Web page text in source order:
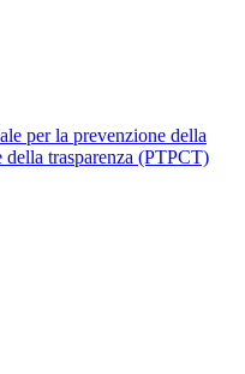
per la prevenzione della
della trasparenza (PTPCT)